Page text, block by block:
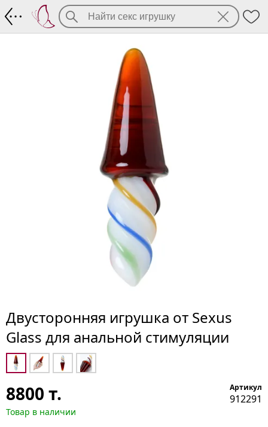
Двусторонняя игрушка от Sexus
Glass для анальной стимуляции
8800 т.
Товар в наличии
Артикул
912291
Двусторонняя игрушка от Sexus Glass